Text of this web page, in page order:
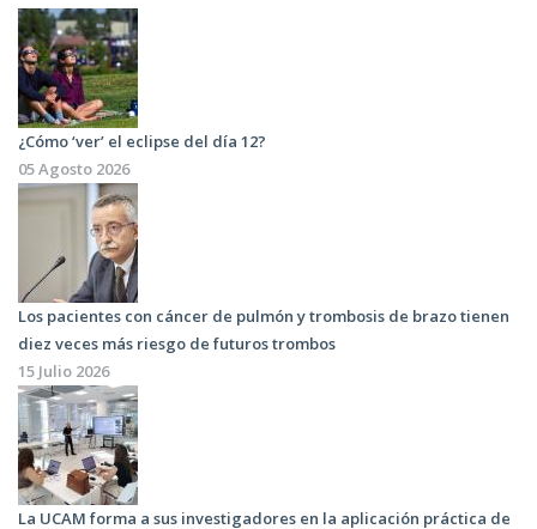
¿Cómo ‘ver’ el eclipse del día 12?
05 Agosto 2026
Los pacientes con cáncer de pulmón y trombosis de brazo tienen
diez veces más riesgo de futuros trombos
15 Julio 2026
La UCAM forma a sus investigadores en la aplicación práctica de